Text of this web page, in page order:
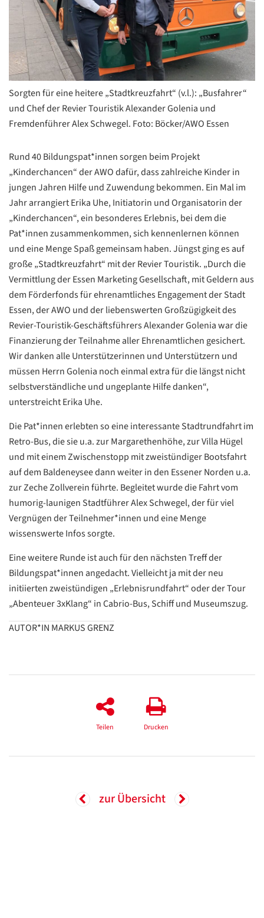
Sorgten für eine heitere „Stadtkreuzfahrt“ (v.l.): „Busfahrer“
und Chef der Revier Touristik Alexander Golenia und
Fremdenführer Alex Schwegel. Foto: Böcker/AWO Essen
Rund 40 Bildungspat*innen sorgen beim Projekt
„Kinderchancen“ der AWO dafür, dass zahlreiche Kinder in
jungen Jahren Hilfe und Zuwendung bekommen. Ein Mal im
Jahr arrangiert Erika Uhe, Initiatorin und Organisatorin der
„Kinderchancen“, ein besonderes Erlebnis, bei dem die
Pat*innen zusammenkommen, sich kennenlernen können
und eine Menge Spaß gemeinsam haben. Jüngst ging es auf
große „Stadtkreuzfahrt“ mit der Revier Touristik. „Durch die
Vermittlung der Essen Marketing Gesellschaft, mit Geldern aus
dem Förderfonds für ehrenamtliches Engagement der Stadt
Essen, der AWO und der liebenswerten Großzügigkeit des
Revier-Touristik-Geschäftsführers Alexander Golenia war die
Finanzierung der Teilnahme aller Ehrenamtlichen gesichert.
Wir danken alle Unterstützerinnen und Unterstützern und
müssen Herrn Golenia noch einmal extra für die längst nicht
selbstverständliche und ungeplante Hilfe danken“,
unterstreicht Erika Uhe.
Die Pat*innen erlebten so eine interessante Stadtrundfahrt im
Retro-Bus, die sie u.a. zur Margarethenhöhe, zur Villa Hügel
und mit einem Zwischenstopp mit zweistündiger Bootsfahrt
auf dem Baldeneysee dann weiter in den Essener Norden u.a.
zur Zeche Zollverein führte. Begleitet wurde die Fahrt vom
humorig-launigen Stadtführer Alex Schwegel, der für viel
Vergnügen der Teilnehmer*innen und eine Menge
wissenswerte Infos sorgte.
Eine weitere Runde ist auch für den nächsten Treff der
Bildungspat*innen angedacht. Vielleicht ja mit der neu
initiierten zweistündigen „Erlebnisrundfahrt“ oder der Tour
„Abenteuer 3xKlang“ in Cabrio-Bus, Schiff und Museumszug.
AUTOR*IN MARKUS GRENZ
Teilen Drucken
zur Übersicht
Datenschutzerklärung
ZURÜCK
Datenschutzerklärung
Google
Datenschutzerklärung
/
Translate
ZURÜCK